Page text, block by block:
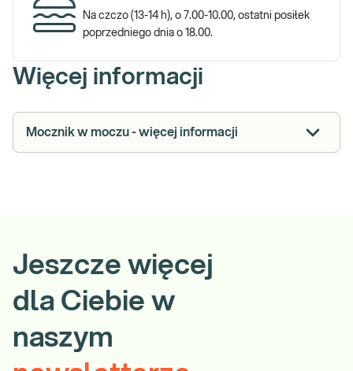
Na czczo (13-14 h), o 7.00-10.00, ostatni posiłek
poprzedniego dnia o 18.00.
Więcej informacji
Mocznik w moczu - więcej informacji
Jeszcze więcej
dla Ciebie w
naszym